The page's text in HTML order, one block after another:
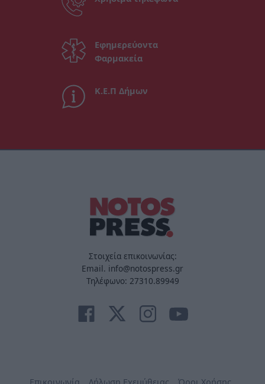
Εφημερεύοντα
Φαρμακεία
Κ.Ε.Π Δήμων
Στοιχεία επικοινωνίας:
Email. info@notospress.gr
Τηλέφωνο: 27310.89949